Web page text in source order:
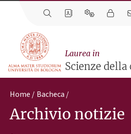
Laurea in
Scienze
Home Bacheca
Archivio notizie